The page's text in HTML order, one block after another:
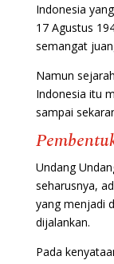
Indonesia
17 Agustus
semangat
Namun
Indonesia itu
sampai
Undang
seharusnya,
yang menjadi
dijalankan.
Pada